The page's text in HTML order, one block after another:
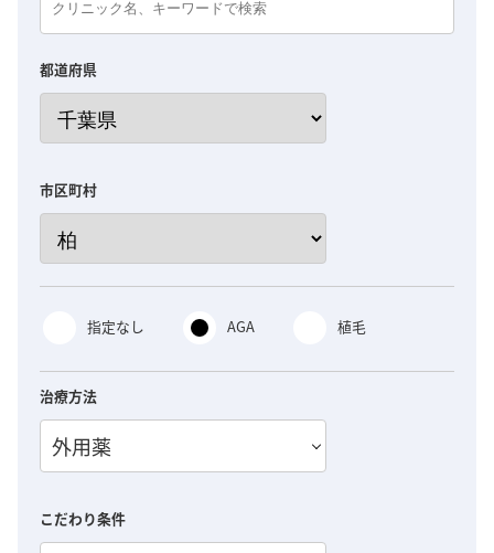
都道府県
市区町村
指定なし AGA 植毛
治療方法
外用薬
こだわり条件